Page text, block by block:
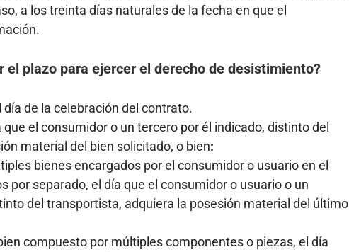
a los treinta días naturales de la fecha en que el
el plazo para ejercer el derecho de desistimiento?
día de la celebración del contrato.
que el consumidor o un tercero por él indicado, distinto del
material del bien solicitado, o bien:
bienes encargados por el consumidor o usuario en el
por separado, el día que el consumidor o usuario o un
del transportista, adquiera la posesión material del último
compuesto por múltiples componentes o piezas, el día